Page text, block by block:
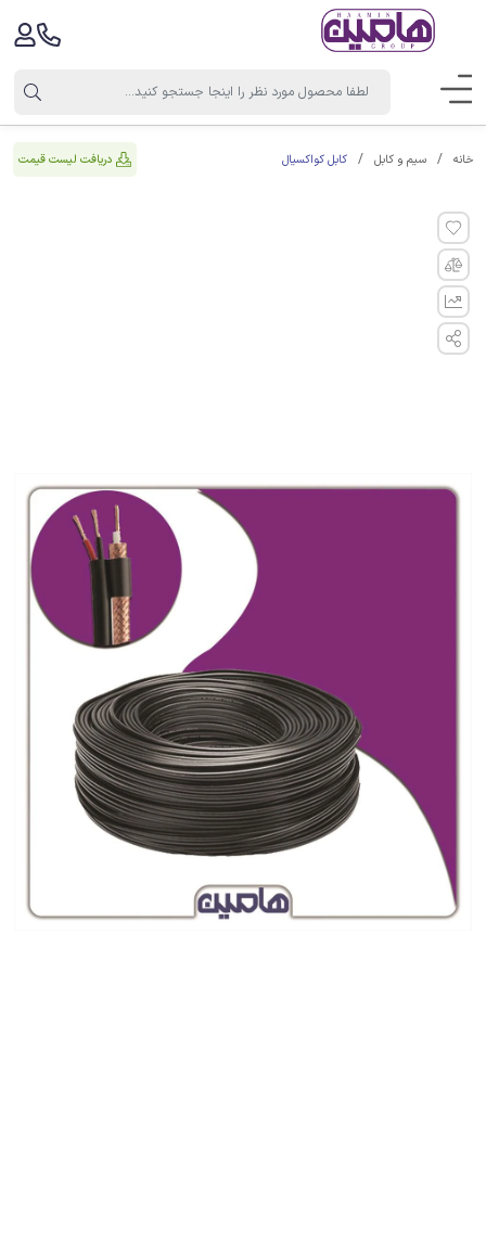
خانه سیم و کابل کابل کواکسیال دریافت لیست قیمت